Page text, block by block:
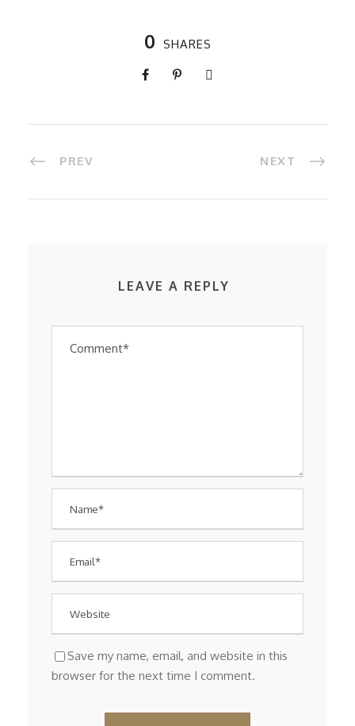
0 SHARES
PREV NEXT
LEAVE A REPLY
Save my name, email, and website in this
browser for the next time I comment.